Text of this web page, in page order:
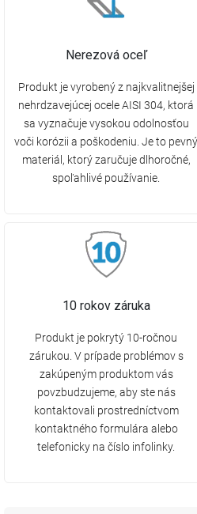
Nerezová oceľ
Produkt je vyrobený z najkvalitnejšej
nehrdzavejúcej ocele AISI 304, ktorá
sa vyznačuje vysokou odolnosťou
voči korózii a poškodeniu. Je to pevný
materiál, ktorý zaručuje dlhoročné,
spoľahlivé používanie.
10 rokov záruka
Produkt je pokrytý 10-ročnou
zárukou. V prípade problémov s
zakúpeným produktom vás
povzbudzujeme, aby ste nás
kontaktovali prostredníctvom
kontaktného formulára alebo
telefonicky na číslo infolinky.